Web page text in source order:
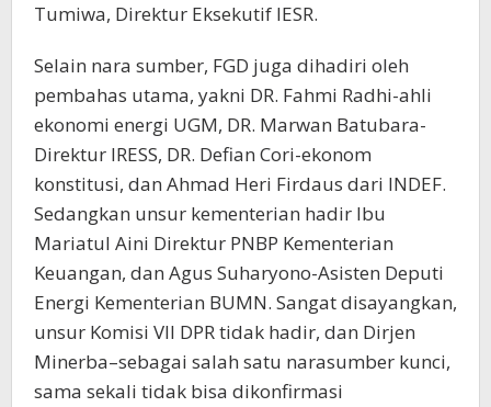
Tumiwa, Direktur Eksekutif IESR.
Selain nara sumber, FGD juga dihadiri oleh
pembahas utama, yakni DR. Fahmi Radhi-ahli
ekonomi energi UGM, DR. Marwan Batubara-
Direktur IRESS, DR. Defian Cori-ekonom
konstitusi, dan Ahmad Heri Firdaus dari INDEF.
Sedangkan unsur kementerian hadir Ibu
Mariatul Aini Direktur PNBP Kementerian
Keuangan, dan Agus Suharyono-Asisten Deputi
Energi Kementerian BUMN. Sangat disayangkan,
unsur Komisi VII DPR tidak hadir, dan Dirjen
Minerba–sebagai salah satu narasumber kunci,
sama sekali tidak bisa dikonfirmasi